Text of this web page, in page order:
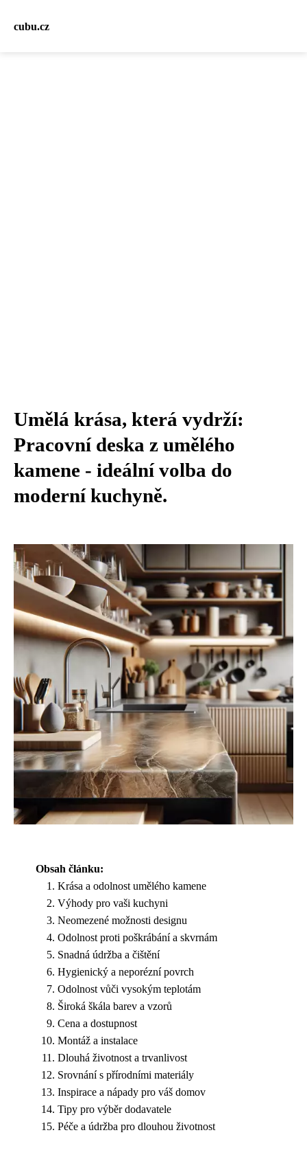
cubu.cz
Umělá krása, která vydrží:
Pracovní deska z umělého
kamene - ideální volba do
moderní kuchyně.
Obsah článku:
Krása a odolnost umělého kamene
Výhody pro vaši kuchyni
Neomezené možnosti designu
Odolnost proti poškrábání a skvrnám
Snadná údržba a čištění
Hygienický a neporézní povrch
Odolnost vůči vysokým teplotám
Široká škála barev a vzorů
Cena a dostupnost
Montáž a instalace
Dlouhá životnost a trvanlivost
Srovnání s přírodními materiály
Inspirace a nápady pro váš domov
Tipy pro výběr dodavatele
Péče a údržba pro dlouhou životnost